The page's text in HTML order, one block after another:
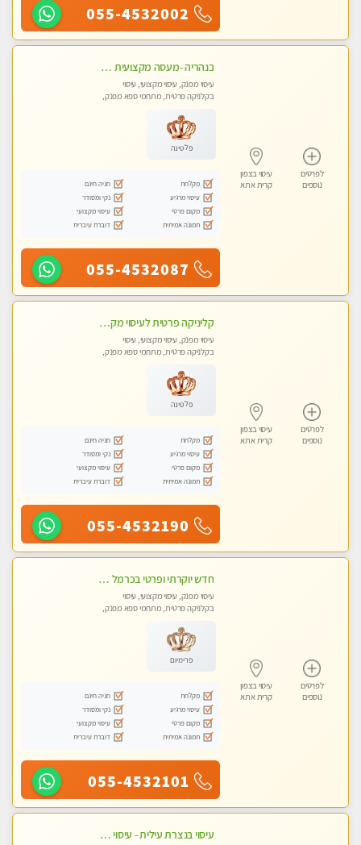
055-4532002
לפרטים
נוספים
עיסוי בצפון
קרית אתא
בנהריה -מעסה מקצועית צעירה ואיכותית לעיסוי מרגיע ומפנק VIP-מומלץ לחלוטין! פרטי! ​​​​​​ Highly recommended
עיסוי מפנק, עיסוי מקצועי, עיסוי
בקלניקה פרטית, מתחמי ספא מפנק,
פלטינה
מקלחת
חניה חינם
עיסוי מרגיע
נקי ומסודר
מקום פרטי
עיסוי מקצועי
תמונה אמיתית
דוברת עיברית
055-4532087
לפרטים
נוספים
עיסוי בצפון
קרית אתא
קליניקה פרטית לעיסוי מקצועי ואלטרנטיבי ברמה גבוהה VIP תתקשר ..... highly recommended..new in the city
עיסוי מפנק, עיסוי מקצועי, עיסוי
בקלניקה פרטית, מתחמי ספא מפנק,
טנטרה, עיסוי מגבר לגבר, עיסוי מגבר
לאישה
פלטינה
מקלחת
חניה חינם
עיסוי מרגיע
נקי ומסודר
מקום פרטי
עיסוי מקצועי
תמונה אמיתית
דוברת עיברית
055-4532190
לפרטים
נוספים
עיסוי בצפון
קרית אתא
חדש יוקרתי ופרטי בכרמל – חיפה! פנקו את עצמכם ברוגע פינוק וחוויה בלתי נשכחת ללא מין !!
עיסוי מפנק, עיסוי מקצועי, עיסוי
בקלניקה פרטית, מתחמי ספא מפנק,
פרימיום
מקלחת
חניה חינם
עיסוי מרגיע
נקי ומסודר
מקום פרטי
עיסוי מקצועי
תמונה אמיתית
דוברת עיברית
055-4532101
עיסוי בנצרת עילית - עיסוי מפנק ומקצועי ומרגיע ושקט במקום מדהים עיסוי מושקע מאוד